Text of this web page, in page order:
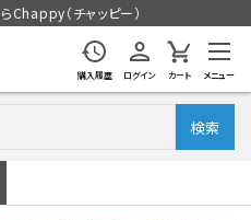
Chappy（チャッピー）
購入履歴 ログイン カート メニュー
検索